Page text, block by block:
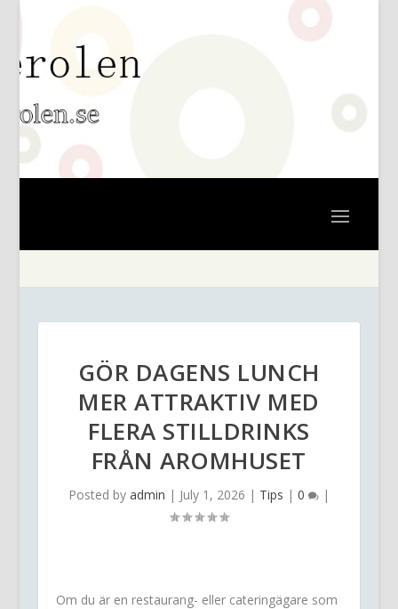
GÖR DAGENS LUNCH
MER ATTRAKTIV MED
FLERA STILLDRINKS
FRÅN AROMHUSET
Posted by admin | July 1, 2026 | Tips | 0 |
Om du är en restaurang- eller cateringägare som